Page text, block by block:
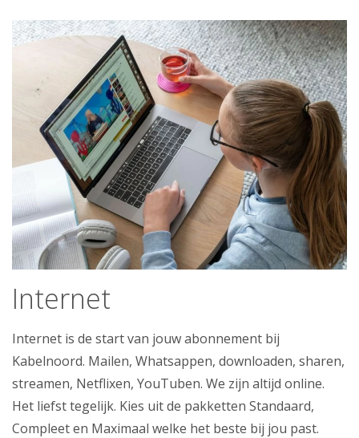
Telefonie
Klantenservice
Mijn Kabelnoord
Zakelijk
Mijn webmail
Internet
Internet is de start van jouw abonnement bij
Kabelnoord. Mailen, Whatsappen, downloaden, sharen,
streamen, Netflixen, YouTuben. We zijn altijd online.
Het liefst tegelijk. Kies uit de pakketten Standaard,
Compleet en Maximaal welke het beste bij jou past.